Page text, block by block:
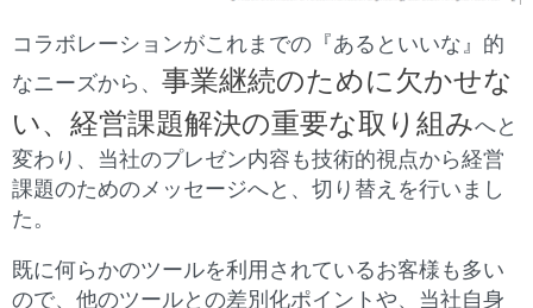
コラボレーションがこれまでの『あるといいな』的
なニーズから、 事業継続のために欠かせな
い、経営課題解決の重要な取り組みへと
変わり、当社のプレゼン内容も技術的視点から経営
課題のためのメッセージへと、切り替えを行いまし
た。
既に何らかのツールを利用されているお客様も多い
ので、他のツールとの差別化ポイントや、当社自身